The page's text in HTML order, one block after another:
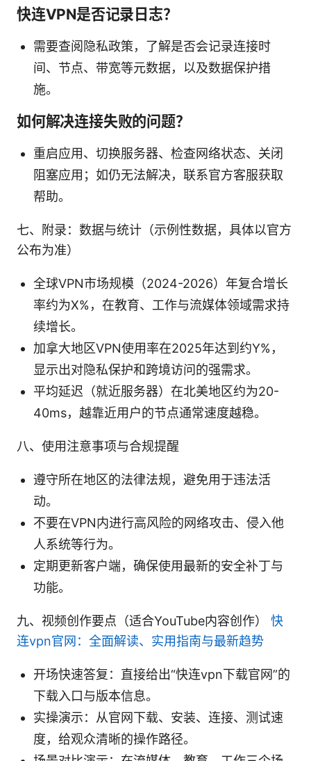
快连VPN是否记录日志？
需要查阅隐私政策，了解是否会记录连接时
间、节点、带宽等元数据，以及数据保护措
施。
如何解决连接失败的问题？
重启应用、切换服务器、检查网络状态、关闭
阻塞应用；如仍无法解决，联系官方客服获取
帮助。
七、附录：数据与统计（示例性数据，具体以官方
公布为准）
全球VPN市场规模（2024-2026）年复合增长
率约为X%，在教育、工作与流媒体领域需求持
续增长。
加拿大地区VPN使用率在2025年达到约Y%，
显示出对隐私保护和跨境访问的强需求。
平均延迟（就近服务器）在北美地区约为20-
40ms，越靠近用户的节点通常速度越稳。
八、使用注意事项与合规提醒
遵守所在地区的法律法规，避免用于违法活
动。
不要在VPN内进行高风险的网络攻击、侵入他
人系统等行为。
定期更新客户端，确保使用最新的安全补丁与
功能。
九、视频创作要点（适合YouTube内容创作） 快
连vpn官网：全面解读、实用指南与最新趋势
开场快速答复：直接给出“快连vpn下载官网”的
下载入口与版本信息。
实操演示：从官网下载、安装、连接、测试速
度，给观众清晰的操作路径。